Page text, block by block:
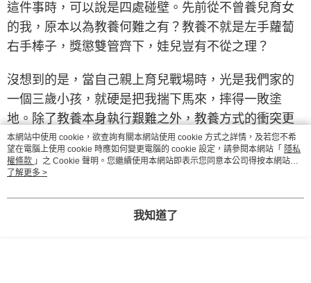
這件事時，可以說是四處碰壁。先前從不曾養兒育女
的我，原本以為教養何難之有？教養不就是左手蘿蔔
右手棒子，獎懲雙管齊下，娃兒豈有不從之理？
沒想到的是，當自己親上育兒戰場時，光是我們家的
一個三歲小孩，就硬是把我揣下馬來，摔得一敗塗
地。除了教養本身執行艱難之外，教養方式的衝突更
是導致夫妻失和與自我懷疑。我過去曾經一度認為自
己只有理性而無情緒，沒想到在教養孩子時，才知道
自己原來也有滿腹不耐與怒火，顯然過去只是欠缺魔
（孩）考而已。
本網站中使用 cookie，欲查詢有關本網站使用 cookie 方式之詳情，及若您不希
望在電腦上使用 cookie 時應如何變更電腦的 cookie 設定，請參閱本網站「 隱私
權條款 」之 Cookie 聲明。您繼續使用本網站即表示您同意本公司得按本網站使
用條款之 Cookie 聲明使用 cookie。
了解更多 >
我知道了